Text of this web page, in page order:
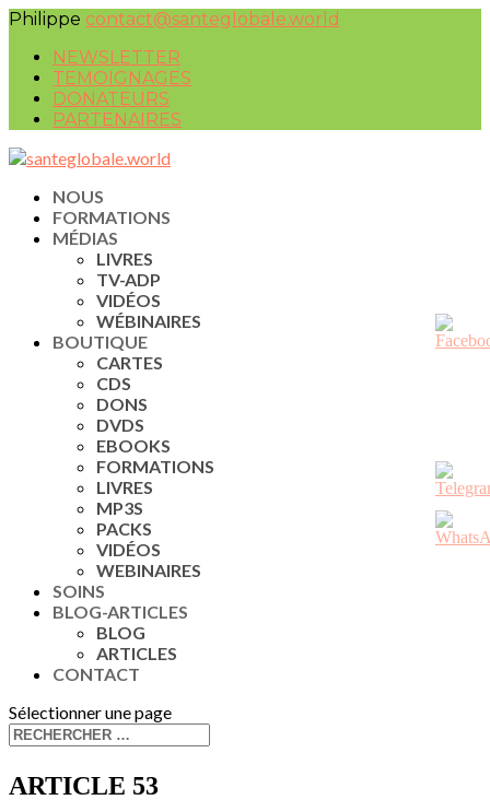
Philippe contact@santeglobale.world
NEWSLETTER
TEMOIGNAGES
DONATEURS
PARTENAIRES
NOUS
FORMATIONS
MÉDIAS
LIVRES
TV-ADP
VIDÉOS
WÉBINAIRES
BOUTIQUE
CARTES
CDS
DONS
DVDS
EBOOKS
FORMATIONS
LIVRES
MP3S
PACKS
VIDÉOS
WEBINAIRES
SOINS
BLOG-ARTICLES
BLOG
ARTICLES
CONTACT
Sélectionner une page
ARTICLE 53